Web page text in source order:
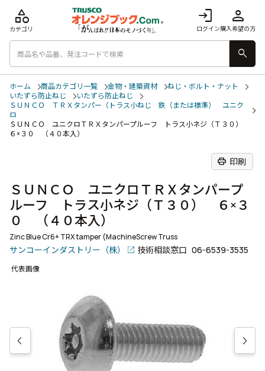
login
ログイン
person
購入希望の方
category
カテゴリ
search
ホーム 商品カテゴリ一覧 金物・建築資材
ねじ・ボルト・ナット
いたずら防止ねじ
いたずら防止ねじ
ＳＵＮＣＯ ＴＲＸタンパー（トラス小ねじ 鉄（または標準） ユニク
ロ
ＳＵＮＣＯ ユニクロＴＲＸタンパープルーフ トラス小ネジ（Ｔ３０）
６×３０ （４０本入）
print 印刷
ＳＵＮＣＯ ユニクロＴＲＸタンパープ
ルーフ トラス小ネジ（Ｔ３０） ６×３
０ （４０本入）
Zinc Blue Cr6+ TRX tamper (MachineScrew Truss
サンコーインダストリー（株） 技術相談窓口 06-6539-3535
代表画像